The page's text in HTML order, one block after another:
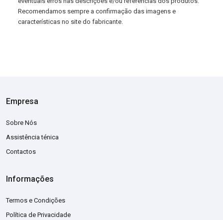
Recomendamos sempre a confirmação das imagens e
características no site do fabricante.
Empresa
Sobre Nós
Assistência ténica
Contactos
Informações
Termos e Condições
Política de Privacidade